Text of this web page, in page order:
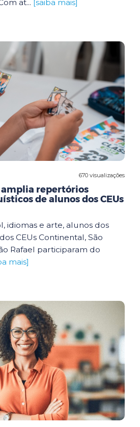
at... [saiba mais]
670 visualizações
amplia repertórios
de alunos dos CEUs
idiomas e arte, alunos dos
CEUs Continental, São
Rafael participaram do
mais]